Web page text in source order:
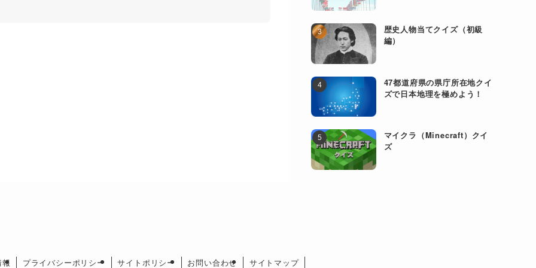
歴史人物当てクイズ（初級
編）
47都道府県の県庁所在地クイ
ズで日本地理を極めよう！
マイクラ（Minecraft）クイ
ズ
プライバシーポリシー サイトポリシー お問い合わせ サイトマップ